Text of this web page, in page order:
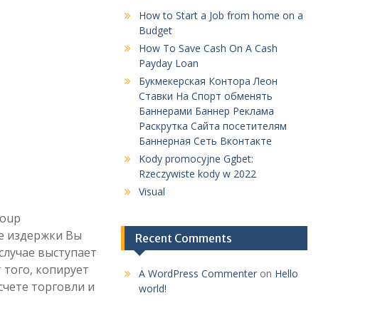
издержки Вы
выступает
копирует
торговли и
How to Start a Job from home on a
Budget
How To Save Cash On A Cash
Payday Loan
Букмекерская Контора Леон
Ставки На Спорт обменять
Баннерами Баннер Реклама
Раскрутка Сайта посетителям
Баннерная Сеть Вконтакте
Kody promocyjne Ggbet:
Rzeczywiste kody w 2022
Visual
Recent Comments
A WordPress Commenteron Hello
world!